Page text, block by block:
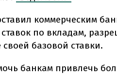
коммерческим
по вкладам,
базовой ставки.
банкам привлечь